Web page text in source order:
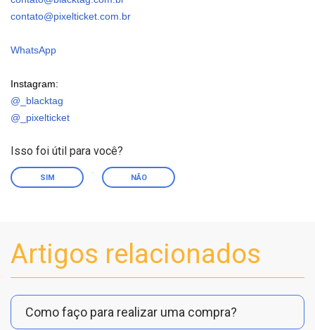
contato@pixelticket.com.br
WhatsApp
Instagram:
@_blacktag
@_pixelticket
Isso foi útil para você?
SIM NÃO
Artigos relacionados
Como faço para realizar uma compra?